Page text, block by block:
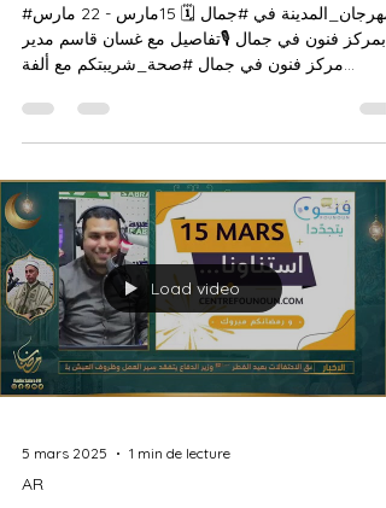
#مهرجان_المدينة في #جمال 🗓 15مارس - 22 مارس
بمركز فنون في جمال 🎙تفاصيل مع غسان قاسم مدير
مركز فنون في جمال #صحة_شريبتكم مع ألفة
Load video
5 mars 2025 1 min de lecture
AR